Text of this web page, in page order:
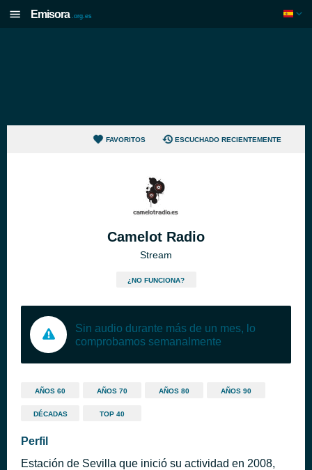
Emisora .org.es
FAVORITOS ESCUCHADO RECIENTEMENTE
Camelot Radio
Stream
¿NO FUNCIONA?
Sin audio durante más de un mes, lo
comprobamos semanalmente
AÑOS 60 AÑOS 70 AÑOS 80 AÑOS 90
DÉCADAS TOP 40
Perfil
Estación de Sevilla que inició su actividad en 2008,